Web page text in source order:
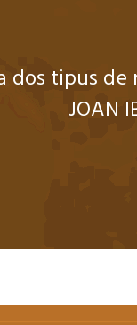
dos tipus
JOAN